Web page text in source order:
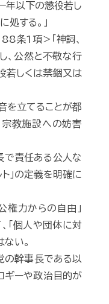
年以下の懲役若し
する。」
条1項＞「神詞、
、公然と不敬な行
若しくは禁錮又は
を立てることが都
宗教施設への妨害
責任ある公人な
」の定義を明確に
権力からの自由」
「個人や団体に対
ない。
幹事長である以
ギーや政治目的が